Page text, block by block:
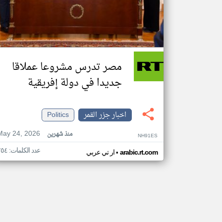
مصر تدرس مشروعا عملاقا
جديدا في دولة إفريقية
اخبار جزر القمر
Politics
24, 2026
منذ شهرين NH91ES
ار تي عربي• arabic.rt.com عدد الكلمات: ٢٥٤